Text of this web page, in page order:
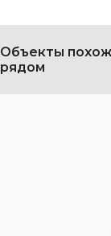
Объекты
рядом